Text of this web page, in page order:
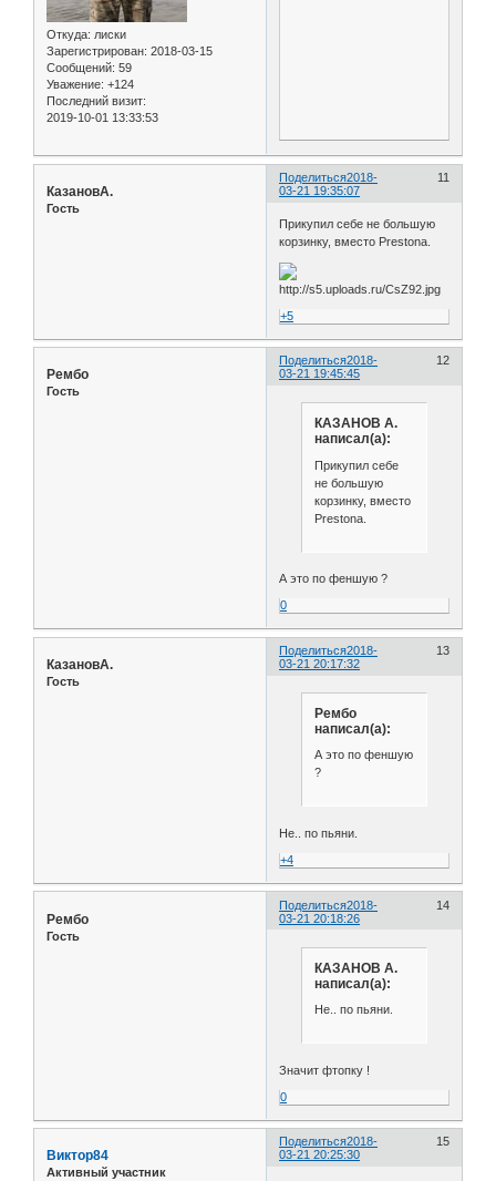
Откуда: лиски
Зарегистрирован: 2018-03-15
Сообщений: 59
Уважение: +124
Последний визит:
2019-10-01 13:33:53
Поделиться 11
2018-
03-21 19:35:07
КазановА.
Гость
Прикупил себе не большую
корзинку, вместо Prestonа.
+5
Поделиться 12
2018-
03-21 19:45:45
Рембо
Гость
КАЗАНОВ А.
написал(а):
Прикупил себе
не большую
корзинку, вместо
Prestonа.
А это по феншую ?
0
Поделиться 13
2018-
03-21 20:17:32
КазановА.
Гость
Рембо
написал(а):
А это по феншую
?
Не.. по пьяни.
+4
Поделиться 14
2018-
03-21 20:18:26
Рембо
Гость
КАЗАНОВ А.
написал(а):
Не.. по пьяни.
Значит фтопку !
0
Поделиться 15
2018-
03-21 20:25:30
Виктор84
Активный участник